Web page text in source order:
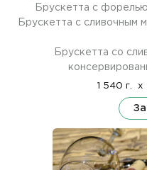
Брускетта с
Брускетта с сливочным
Брускетта со
1 540 г. x